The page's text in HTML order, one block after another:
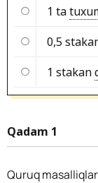
1 ta
0,5
1 stakan
Qadam 1
Quruq